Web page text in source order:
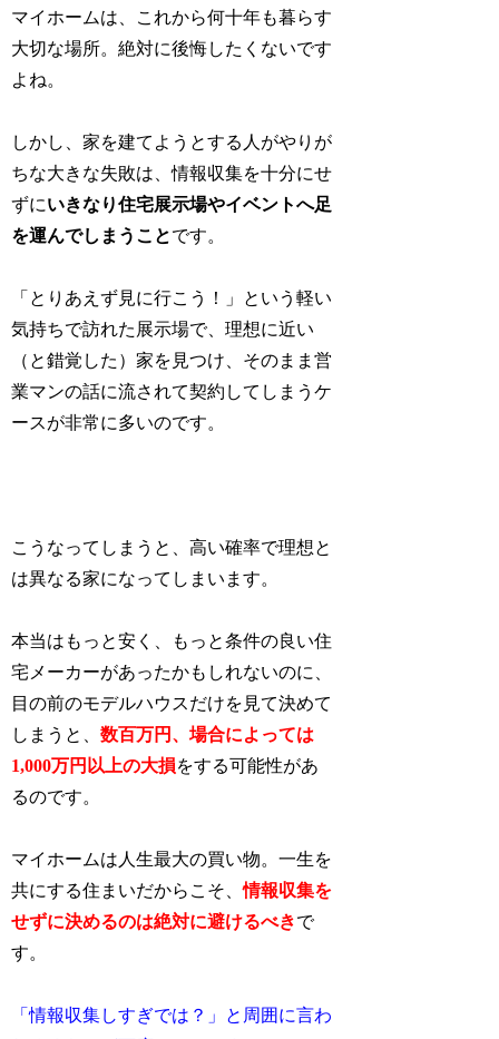
マイホームは、これから何十年も暮らす
大切な場所。絶対に後悔したくないです
よね。
しかし、家を建てようとする人がやりが
ちな大きな失敗は、情報収集を十分にせ
ずにいきなり住宅展示場やイベントへ足
を運んでしまうことです。
「とりあえず見に行こう！」という軽い
気持ちで訪れた展示場で、理想に近い
（と錯覚した）家を見つけ、そのまま営
業マンの話に流されて契約してしまうケ
ースが非常に多いのです。
こうなってしまうと、高い確率で理想と
は異なる家になってしまいます。
本当はもっと安く、もっと条件の良い住
宅メーカーがあったかもしれないのに、
目の前のモデルハウスだけを見て決めて
しまうと、数百万円、場合によっては
1,000万円以上の大損をする可能性があ
るのです。
マイホームは人生最大の買い物。一生を
共にする住まいだからこそ、情報収集を
せずに決めるのは絶対に避けるべきで
す。
「情報収集しすぎでは？」と周囲に言わ